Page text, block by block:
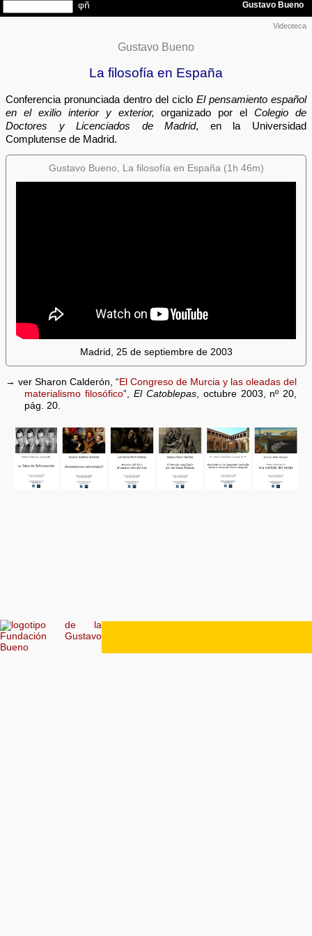
Videoteca
Gustavo Bueno
La filosofía en España
Conferencia pronunciada dentro del ciclo El pensamiento español
en el exilio interior y exterior, organizado por el Colegio de
Doctores y Licenciados de Madrid, en la Universidad
Complutense de Madrid.
Gustavo Bueno, La filosofía en España (1h 46m)
Madrid, 25 de septiembre de 2003
→ ver Sharon Calderón, “El Congreso de Murcia y las oleadas del
materialismo filosófico”,El Catoblepas, octubre 2003, nº 20,
pág. 20.